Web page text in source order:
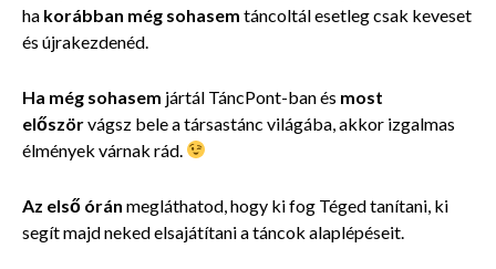
ha korábban még sohasem táncoltál esetleg csak keveset
és újrakezdenéd.
Ha még sohasem jártál TáncPont-ban és most
előszörvágsz bele a társastánc világába, akkor izgalmas
élmények várnak rád.
Az első órán megláthatod, hogy ki fog Téged tanítani, ki
segít majd neked elsajátítani a táncok alaplépéseit.